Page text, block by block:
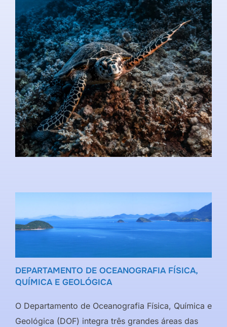
DEPARTAMENTO DE OCEANOGRAFIA FÍSICA,
QUÍMICA E GEOLÓGICA
O Departamento de Oceanografia Física, Química e
Geológica (DOF) integra três grandes áreas das